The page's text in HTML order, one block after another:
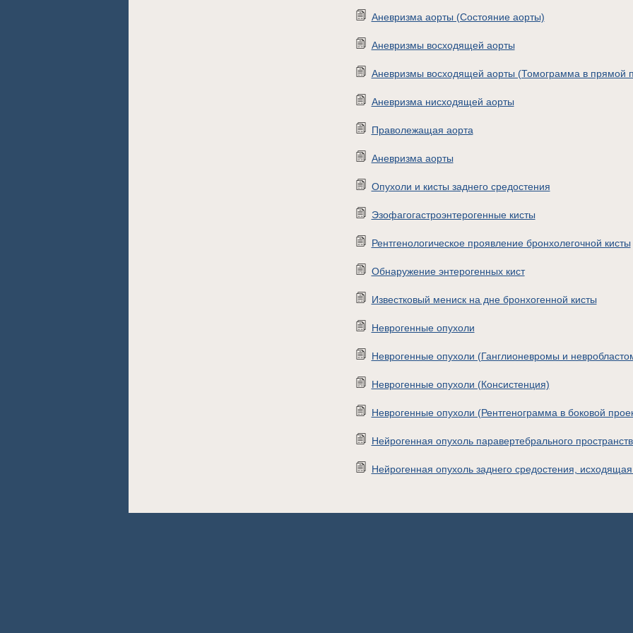
Аневризма аорты (Состояние аорты)
Аневризмы восходящей аорты
Аневризмы восходящей аорты (Томограмма в прямой
Аневризма нисходящей аорты
Праволежащая аорта
Аневризма аорты
Опухоли и кисты заднего средостения
Эзофагогастроэнтерогенные кисты
Рентгенологическое проявление бронхолегочной кисты
Обнаружение энтерогенных кист
Известковый мениск на дне бронхогенной кисты
Неврогенные опухоли
Неврогенные опухоли (Ганглионевромы и
Неврогенные опухоли (Консистенция)
Неврогенные опухоли (Рентгенограмма в боковой
Нейрогенная опухоль паравертебрального
Нейрогенная опухоль заднего средостения,